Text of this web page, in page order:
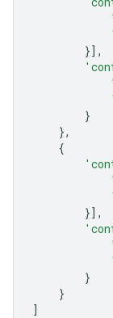
}],
}
},
{
}],
}
}
]